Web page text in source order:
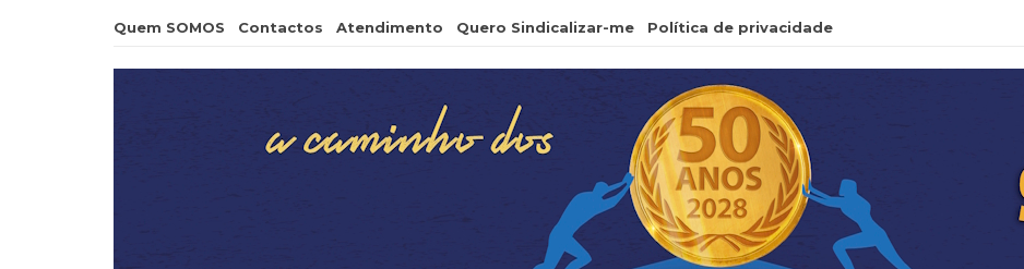
Quem SOMOS Contactos Atendimento Quero Sindicalizar-me Política de privacidade